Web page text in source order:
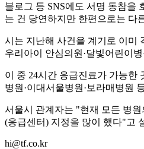
블로그 등 SNS에도 서명 동참을
는 건 당연하지만 한편으로는 다
시는 지난해 사건을 계기로 이미
우리아이 안심의원·달빛어린이
이 중 24시간 응급진료가 가능한
병원·이대서울병원·보라매병원
서울시 관계자는 "현재 모든 병
(응급센터) 지정을 많이 했다"고
hi@tf.co.kr